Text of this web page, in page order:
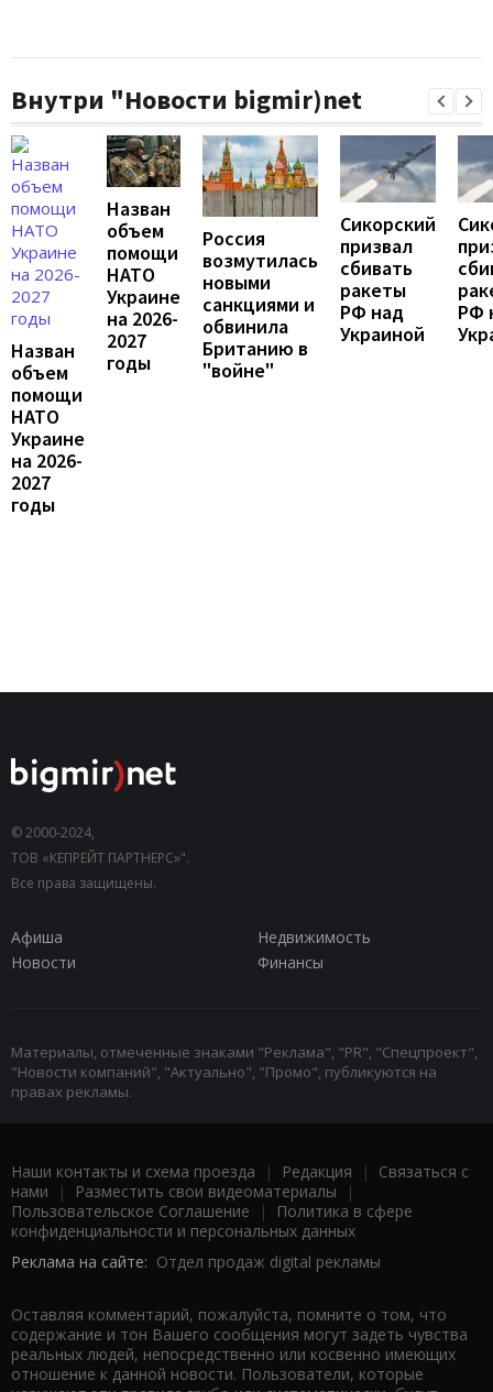
Внутри "Новости bigmir)net
Назван
объем
помощи
НАТО
Украине
на 2026-
2027
годы
Назван
объем
помощи
НАТО
Украине
на 2026-
2027
годы
Россия
возмутилась
новыми
санкциями и
обвинила
Британию в
"войне"
Сикорский
призвал
сбивать
ракеты
РФ над
Украиной
РФ
© 2000-2024,
ТОВ «КЕПРЕЙТ ПАРТНЕРС»".
Все права защищены.
Афиша
Недвижимость
Новости
Финансы
Материалы, отмеченные знаками "Реклама", "PR", "Спецпроект",
"Новости компаний", "Актуально", "Промо", публикуются на
правах рекламы.
Наши контакты и схема проезда | Редакция | Связаться с
нами | Разместить свои видеоматериалы |
Пользовательское Соглашение |
Политика в сфере
конфиденциальности и персональных данных
Реклама на сайте: Отдел продаж digital рекламы
Оставляя комментарий, пожалуйста, помните о том, что
содержание и тон Вашего сообщения могут задеть чувства
реальных людей, непосредственно или косвенно имеющих
отношение к данной новости. Пользователи, которые